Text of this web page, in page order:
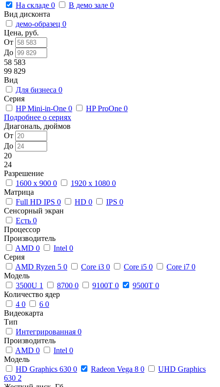
На складе 0 В демо зале 0
Вид дисконта
демо-образец 0
Цена, руб.
От
До
58 583
99 829
Вид
Для бизнеса 0
Серия
HP Mini-in-One 0 HP ProOne 0
Подробнее о сериях
Диагональ, дюймов
От
До
20
24
Разрешение
1600 x 900 0 1920 x 1080 0
Матрица
Full HD IPS 0 HD 0 IPS 0
Сенсорный экран
Есть 0
Процессор
Производитель
AMD 0 Intel 0
Серия
AMD Ryzen 5 0 Core i3 0 Core i5 0 Core i7 0
Модель
3500U 1 8700 0 9100T 0 9500T 0
Количество ядер
4 0 6 0
Видеокарта
Тип
Интегрированная 0
Производитель
AMD 0 Intel 0
Модель
HD Graphics 630 0 Radeon Vega 8 0
UHD Graphics
630 2